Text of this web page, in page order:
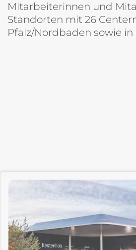
Mitarbeiterinnen und
Standorten mit 26
Pfalz/Nordbaden sowie